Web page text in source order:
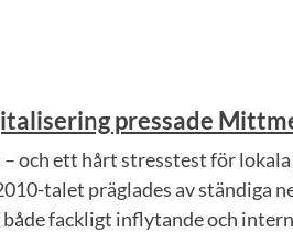
pressade
och ett hårt stresstest för
talet präglades av ständiga
fackligt inflytande och